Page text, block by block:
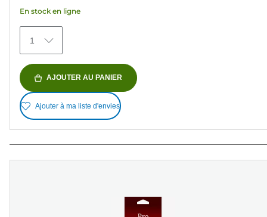
426
avis
En stock en ligne
1
AJOUTER AU PANIER
Ajouter à ma liste d'envies